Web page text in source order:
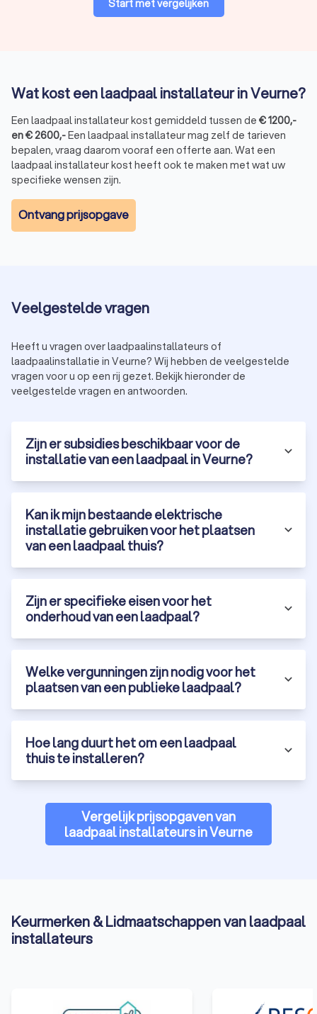
Start met vergelijken
Wat kost een laadpaal installateur in Veurne?
Een laadpaal installateur kost gemiddeld tussen de €1200,-
en€2600,-Een laadpaal installateur mag zelf de tarieven
bepalen, vraag daarom vooraf een offerte aan. Wat een
laadpaal installateur kost heeft ook te maken met wat uw
specifieke wensen zijn.
Ontvang prijsopgave
Veelgestelde vragen
Heeft u vragen over laadpaalinstallateurs of
laadpaalinstallatie in Veurne? Wij hebben de veelgestelde
vragen voor u op een rij gezet. Bekijk hieronder de
veelgestelde vragen en antwoorden.
Zijn er subsidies beschikbaar voor de
installatie van een laadpaal in Veurne?
Kan ik mijn bestaande elektrische
installatie gebruiken voor het plaatsen
van een laadpaal thuis?
Zijn er specifieke eisen voor het
onderhoud van een laadpaal?
Welke vergunningen zijn nodig voor het
plaatsen van een publieke laadpaal?
Hoe lang duurt het om een laadpaal
thuis te installeren?
Vergelijk prijsopgaven van
laadpaal installateurs in Veurne
Keurmerken & Lidmaatschappen van laadpaal
installateurs